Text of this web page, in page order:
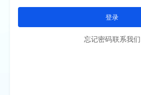
登录
忘记密码联系我们